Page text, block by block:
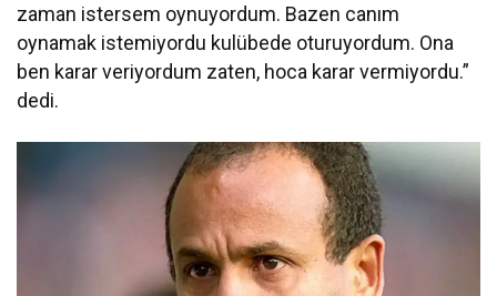
zaman istersem oynuyordum. Bazen canım
oynamak istemiyordu kulübede oturuyordum. Ona
ben karar veriyordum zaten, hoca karar vermiyordu.”
dedi.